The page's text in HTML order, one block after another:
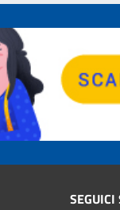
SEGUICI